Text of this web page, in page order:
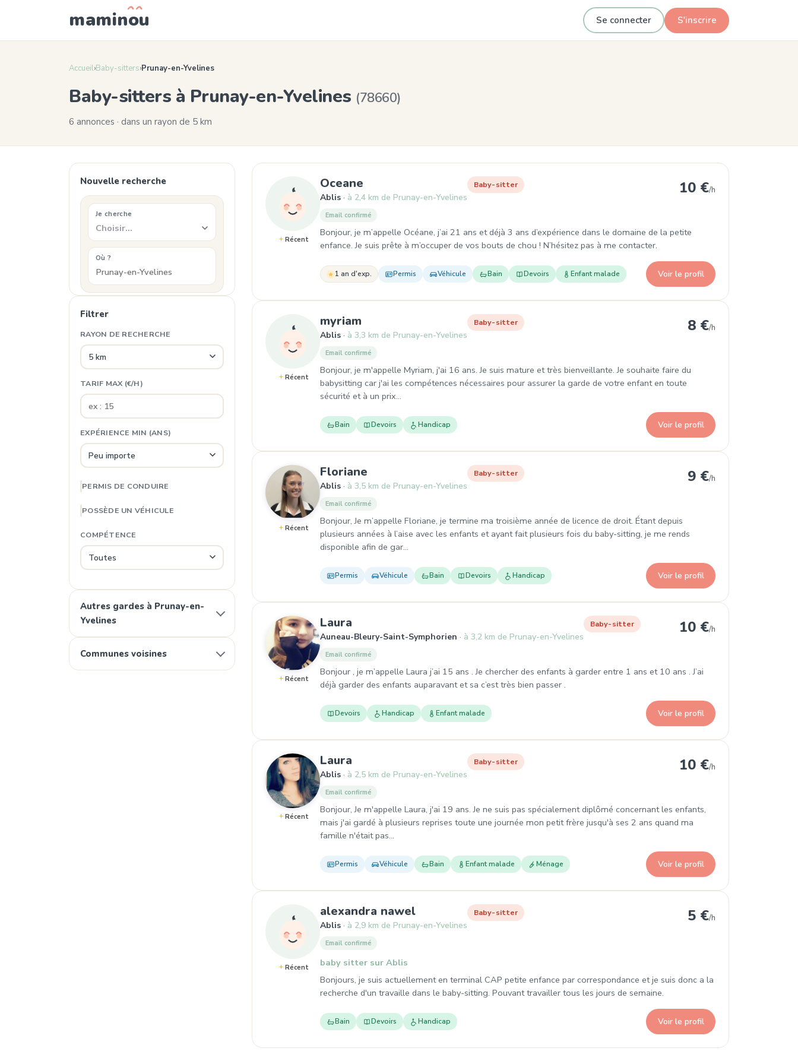
maminou Se connecter S'inscrire
Accueil›Baby-sitters›Prunay-en-Yvelines
Baby-sitters à Prunay-en-Yvelines (78660)
6 annonces · dans un rayon de 5 km
Nouvelle recherche
Je cherche
Choisir…
Où ?
Filtrer
RAYON DE RECHERCHE
TARIF MAX (€/H)
EXPÉRIENCE MIN (ANS)
PERMIS DE CONDUIRE
POSSÈDE UN VÉHICULE
COMPÉTENCE
Autres gardes à Prunay-en-
Yvelines
Communes voisines
Récent
Oceane , Baby-sitter à Ablis
Ablis à 2,4 km de Prunay-en-Yvelines
Baby-sitter 10 €/h
Email confirmé
Bonjour, je m’appelle Océane, j’ai 21 ans et déjà 3 ans d’expérience dans le domaine de la petite
enfance. Je suis prête à m’occuper de vos bouts de chou ! N’hésitez pas à me contacter.
1 an d'exp. Permis Véhicule Bain Devoirs Enfant malade Voir le profil
Récent
myriam , Baby-sitter à Ablis
Ablis à 3,3 km de Prunay-en-Yvelines
Baby-sitter 8 €/h
Email confirmé
Bonjour, je m'appelle Myriam, j'ai 16 ans. Je suis mature et très bienveillante. Je souhaite faire du
babysitting car j'ai les compétences nécessaires pour assurer la garde de votre enfant en toute
sécurité et à un prix…
Bain Devoirs Handicap Voir le profil
Récent
Floriane , Baby-sitter à Ablis
Ablis à 3,5 km de Prunay-en-Yvelines
Baby-sitter 9 €/h
Email confirmé
Bonjour, Je m’appelle Floriane, je termine ma troisième année de licence de droit. Étant depuis
plusieurs années à l’aise avec les enfants et ayant fait plusieurs fois du baby-sitting, je me rends
disponible afin de gar…
Permis Véhicule Bain Devoirs Handicap Voir le profil
Récent
Laura , Baby-sitter à Auneau-Bleury-Saint-Symphorien
Auneau-Bleury-Saint-Symphorien à 3,2 km de Prunay-en-Yvelines
Baby-sitter 10 €/h
Email confirmé
Bonjour , je m’appelle Laura j’ai 15 ans . Je chercher des enfants à garder entre 1 ans et 10 ans . J’ai
déjà garder des enfants auparavant et sa c’est très bien passer .
Devoirs Handicap Enfant malade Voir le profil
Récent
Laura
Ablis à 2,5 km de Prunay-en-Yvelines
Baby-sitter 10 €/h
Email confirmé
Bonjour, Je m'appelle Laura, j'ai 19 ans. Je ne suis pas spécialement diplômé concernant les enfants,
mais j'ai gardé à plusieurs reprises toute une journée mon petit frère jusqu'à ses 2 ans quand ma
famille n'était pas…
Permis Véhicule Bain Enfant malade Ménage Voir le profil
Récent
alexandra nawel, Baby-sitter à Ablis
Ablis à 2,9 km de Prunay-en-Yvelines
Baby-sitter 5 €/h
Email confirmé
baby sitter sur Ablis
Bonjours, je suis actuellement en terminal CAP petite enfance par correspondance et je suis donc a la
recherche d'un travaille dans le baby-sitting. Pouvant travailler tous les jours de semaine.
Bain Devoirs Handicap Voir le profil